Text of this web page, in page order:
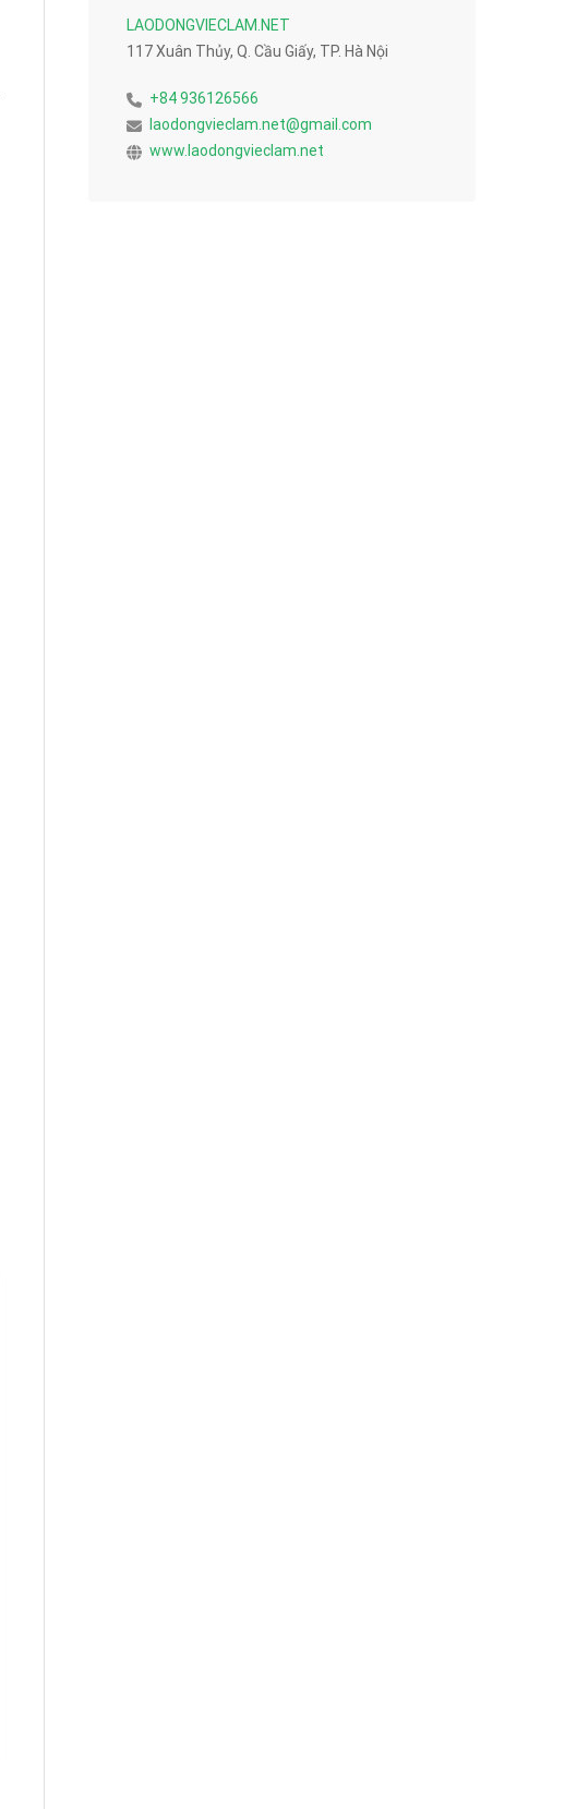
LAODONGVIECLAM.NET
117 Xuân Thủy, Q. Cầu Giấy, TP. Hà Nội
+84 936126566
laodongvieclam.net@gmail.com
www.laodongvieclam.net